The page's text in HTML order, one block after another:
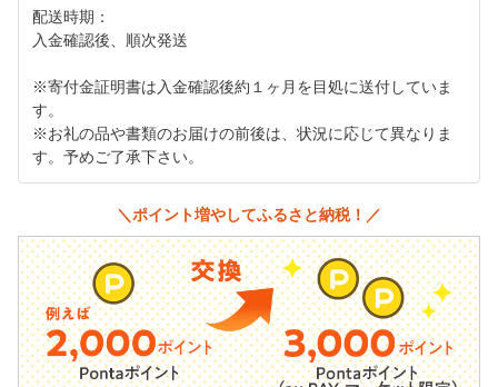
配送時期：
入金確認後、順次発送
※寄付金証明書は入金確認後約１ヶ月を目処に送付していま
す。
※お礼の品や書類のお届けの前後は、状況に応じて異なりま
す。予めご了承下さい。
＼ポイント増やしてふるさと納税！／